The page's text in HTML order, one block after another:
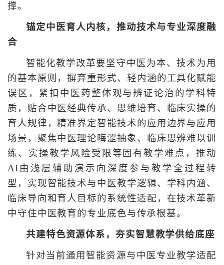
撑。
锚定中医育人内核，推动技术与专业深度融
合
智能化教学改革要坚守中医为本、技术为用
的基本原则，摒弃重形式、轻内涵的工具化赋能
误区，紧扣中医药整体观与辨证论治的学科特
质，贴合中医经典传承、思维培育、临床实操的
育人规律，精准界定智能技术的应用边界与应用
场景，聚焦中医理论晦涩抽象、临床思辨难以训
练、实操教学风险受限等固有教学难点，推动
AI由浅层辅助演示向深度参与教学全过程转
型，实现智能技术与中医教学逻辑、学科内涵、
临床导向和育人目标的系统性适配，在技术革新
中守住中医教育的专业底色与传承根基。
共建特色资源体系，夯实智慧教学供给底座
针对当前通用智能资源与中医专业教学适配